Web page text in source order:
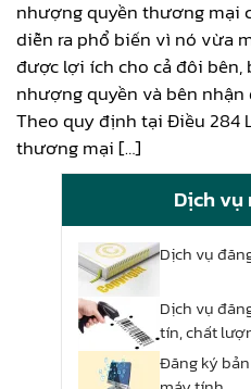
nhượng quyền thương mại
diễn ra phổ biến vì nó vừa
được lợi ích cho cả đôi bên,
nhượng quyền và bên nhận
Theo quy định tại Điều 284
thương mại […]
Dịch
Dịch vụ
Dịch vụ
tín, chất
Đăng ký